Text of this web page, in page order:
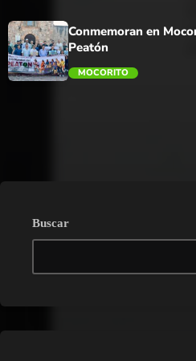
Conmemoran en
Peatón
MOCORITO
Buscar